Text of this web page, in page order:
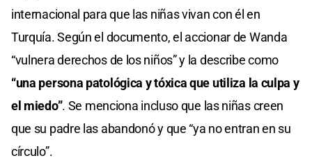
internacional para que las niñas vivan con él en
Turquía. Según el documento, el accionar de Wanda
“vulnera derechos de los niños” y la describe como
“una persona patológica y tóxica que utiliza la culpa y
el miedo”. Se menciona incluso que las niñas creen
que su padre las abandonó y que “ya no entran en su
círculo”.